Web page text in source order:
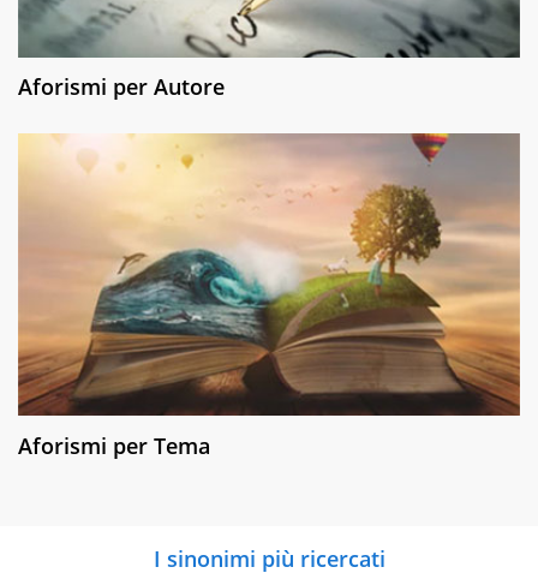
Aforismi per Autore
Aforismi per Tema
I sinonimi più ricercati